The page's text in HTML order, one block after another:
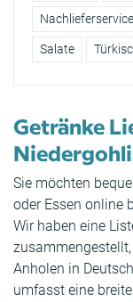
Nachlieferservice
Salate
Getränke
Sie möchten
oder Essen online
Wir haben eine
Anholen in
umfasst eine